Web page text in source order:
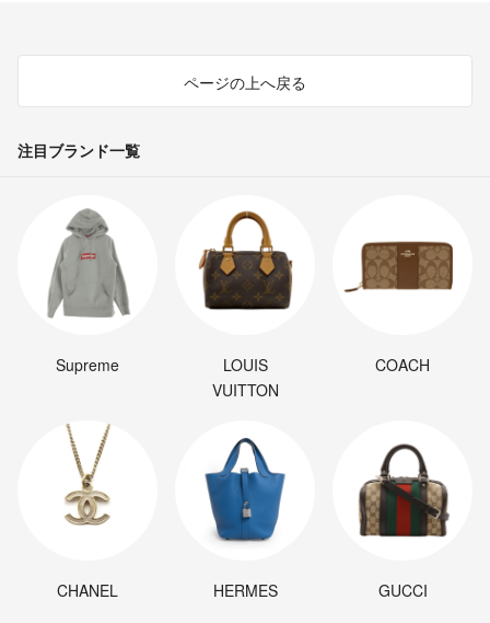
ページの上へ戻る
注目ブランド一覧
Supreme
LOUIS
VUITTON
COACH
CHANEL HERMES GUCCI